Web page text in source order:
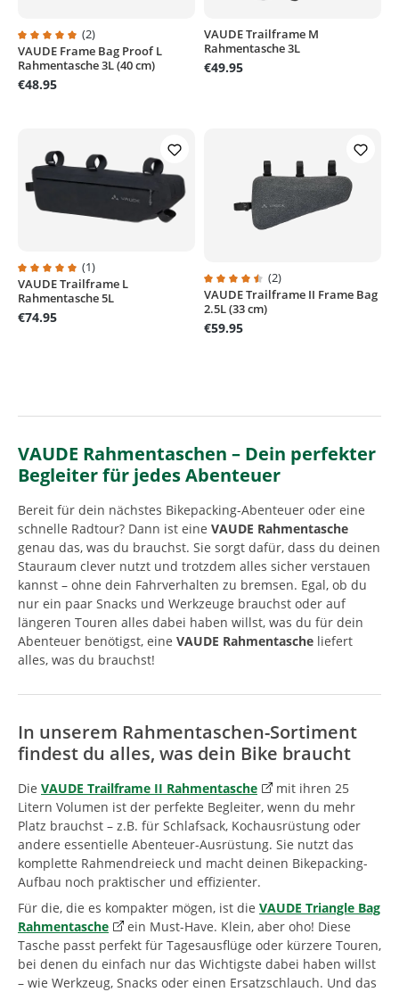
Average rating of 5 out of 5 stars
(2)
VAUDE Frame Bag Proof L
Rahmentasche 3L (40 cm)
€48.95
VAUDE Trailframe M
Rahmentasche 3L
€49.95
Average rating of 5 out of 5 stars
(1)
VAUDE Trailframe L
Rahmentasche 5L
€74.95
Average rating of 4.5 out of 5
(2)
VAUDE Trailframe II Frame Bag
2.5L (33 cm)
€59.95
VAUDE Rahmentaschen – Dein perfekter
Begleiter für jedes Abenteuer
Bereit für dein nächstes Bikepacking-Abenteuer oder eine
schnelle Radtour? Dann ist eine VAUDE Rahmentasche
genau das, was du brauchst. Sie sorgt dafür, dass du deinen
Stauraum clever nutzt und trotzdem alles sicher verstauen
kannst – ohne dein Fahrverhalten zu bremsen. Egal, ob du
nur ein paar Snacks und Werkzeuge brauchst oder auf
längeren Touren alles dabei haben willst, was du für dein
Abenteuer benötigst, eine VAUDE Rahmentasche liefert
alles, was du brauchst!
In unserem Rahmentaschen-Sortiment
findest du alles, was dein Bike braucht
Die VAUDE Trailframe II Rahmentasche
mit ihren 25
Litern Volumen ist der perfekte Begleiter, wenn du mehr
Platz brauchst – z.B. für Schlafsack, Kochausrüstung oder
andere essentielle Abenteuer-Ausrüstung. Sie nutzt das
komplette Rahmendreieck und macht deinen Bikepacking-
Aufbau noch praktischer und effizienter.
Für die, die es kompakter mögen, ist die VAUDE Triangle Bag
Rahmentasche
ein Must-Have. Klein, aber oho! Diese
Tasche passt perfekt für Tagesausflüge oder kürzere Touren,
bei denen du einfach nur das Wichtigste dabei haben willst
– wie Werkzeug, Snacks oder einen Ersatzschlauch. Und das